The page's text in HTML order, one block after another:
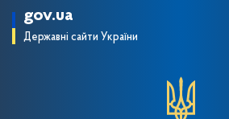
gov.ua
Державні сайти України